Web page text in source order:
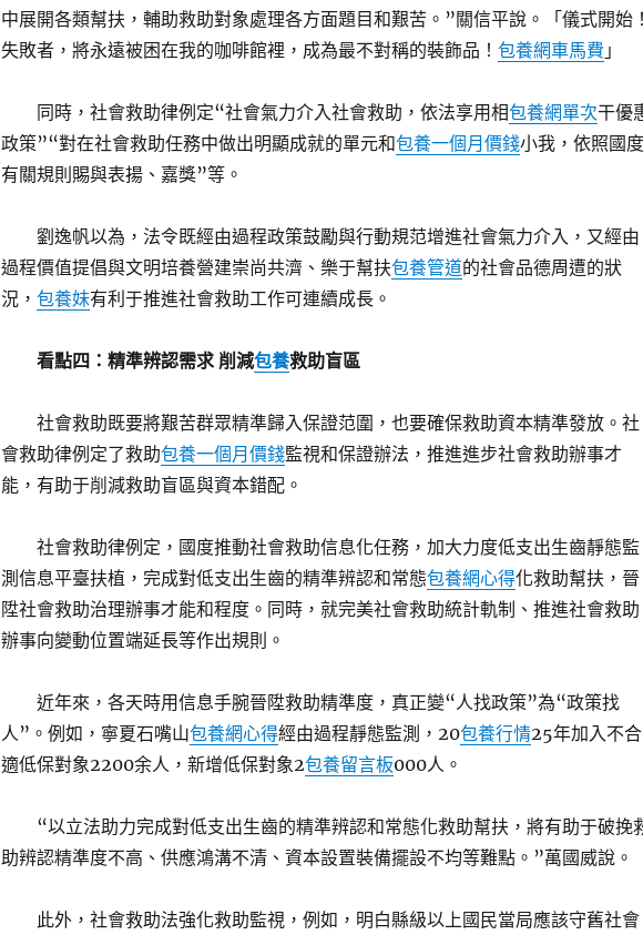
中展開各類幫扶，輔助救助對象處理各方面題目和艱苦。”關信平說。「儀式開始
失敗者，將永遠被困在我的咖啡館裡，成為最不對稱的裝飾品！ 包養網車馬費 」
同時，社會救助律例定“社會氣力介入社會救助，依法享用相包養網單次干優
政策”“對在社會救助任務中做出明顯成就的單元和包養一個月價錢小我，依照國度
有關規則賜與表揚、嘉獎”等。
劉逸帆以為，法令既經由過程政策鼓勵與行動規范增進社會氣力介入，又經由
過程價值提倡與文明培養營建崇尚共濟、樂于幫扶包養管道的社會品德周遭的狀
況， 包養妹有利于推進社會救助工作可連續成長。
看點四：精準辨認需求 削減包養救助盲區
社會救助既要將艱苦群眾精準歸入保證范圍，也要確保救助資本精準發放。社
會救助律例定了救助包養一個月價錢監視和保證辦法，推進進步社會救助辦事才
能，有助于削減救助盲區與資本錯配。
社會救助律例定，國度推動社會救助信息化任務，加大力度低支出生齒靜態監
測信息平臺扶植，完成對低支出生齒的精準辨認和常態包養網心得化救助幫扶，晉
陞社會救助治理辦事才能和程度。同時，就完美社會救助統計軌制、推進社會救助
辦事向變動位置端延長等作出規則。
近年來，各天時用信息手腕晉陞救助精準度，真正變“人找政策”為“政策找
人”。例如，寧夏石嘴山包養網心得經由過程靜態監測，20包養行情25年加入不合
適低保對象2200余人，新增低保對象2包養留言板000人。
“以立法助力完成對低支出生齒的精準辨認和常態化救助幫扶，將有助于破挽
助辨認精準度不高、供應鴻溝不清、資本設置裝備擺設不均等難點。”萬國威說。
此外，社會救助法強化救助監視，例如，明白縣級以上國民當局應該守舊社會